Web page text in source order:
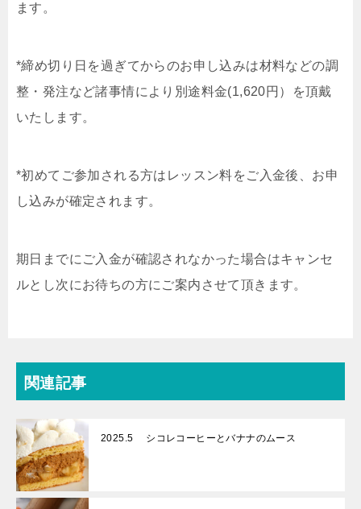
ます。
*締め切り日を過ぎてからのお申し込みは材料などの調
整・発注など諸事情により別途料金(1,620円）を頂戴
いたします。
*初めてご参加される方はレッスン料をご入金後、お申
し込みが確定されます。
期日までにご入金が確認されなかった場合はキャンセ
ルとし次にお待ちの方にご案内させて頂きます。
関連記事
2025.5 シコレコーヒーとバナナのムース